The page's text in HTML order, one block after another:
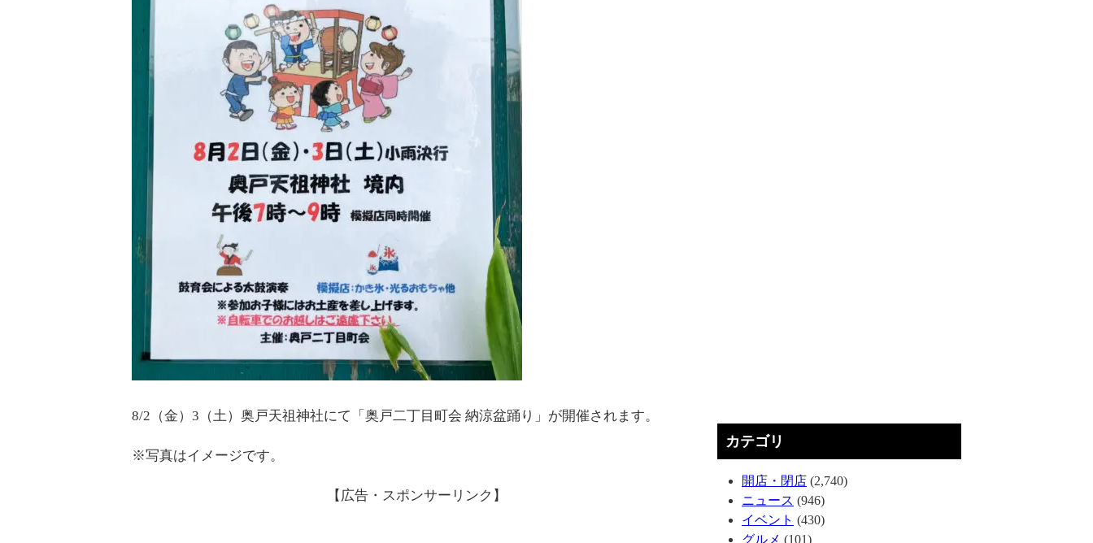
8/2（金）3（土）奥戸天祖神社にて「奥戸二丁目町会 納涼盆踊り」が開催されます。
※写真はイメージです。
【広告・スポンサーリンク】
カテゴリ
開店・閉店 (2,740)
ニュース (946)
イベント (430)
グルメ (101)